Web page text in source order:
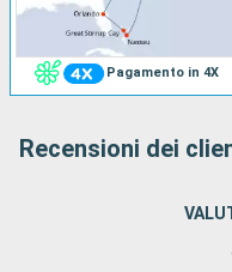
Pagamento in 4X
Recensioni dei